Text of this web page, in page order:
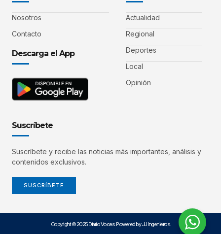
Nosotros
Contacto
Descarga el App
Actualidad
Regional
Deportes
Local
Opinión
Suscríbete
Suscríbete y recibe las noticias más importantes, análisis y
contenidos exclusivos.
SUSCRÍBETE
Copyright © 2025 Diario Voces. Powered by JJ Ingenieros.